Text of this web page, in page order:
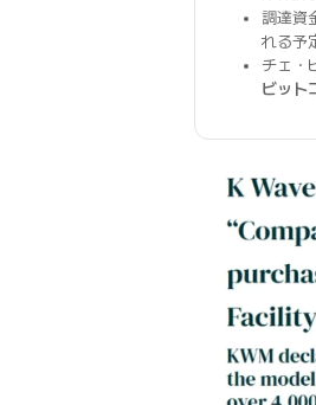
調達資
れる予
チェ・
ビット